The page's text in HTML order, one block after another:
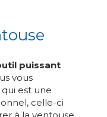
puissant
vous
est une
celle-ci